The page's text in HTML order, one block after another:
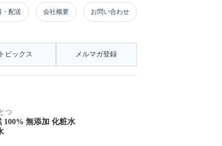
・配送 会社概要 お問い合わせ
ピックス メルマガ登録
つ
100% 無添加 化粧水